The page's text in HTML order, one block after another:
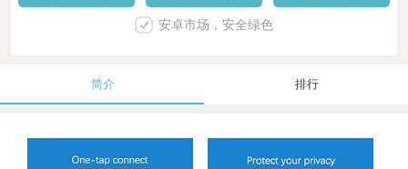
安卓市场，安全绿色
简介 排行